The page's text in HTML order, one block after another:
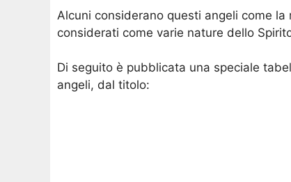
Alcuni considerano questi angeli come la
considerati come varie nature dello
Di seguito è pubblicata una speciale
angeli, dal titolo: